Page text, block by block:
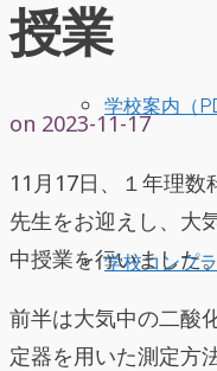
学校案内（
学校コンプ
授業
on 2023-11-17
11月17日、１年理数
先生をお迎えし、大
中授業を行いました
前半は大気中の二酸
定器を用いた測定方